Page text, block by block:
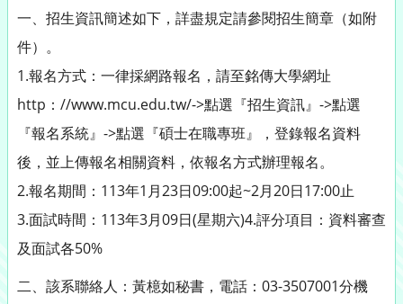
一、招生資訊簡述如下，詳盡規定請參閱招生簡章（如附
件）。
1.報名方式：一律採網路報名，請至銘傳大學網址
http：//www.mcu.edu.tw/->點選『招生資訊』->點選
『報名系統』->點選『碩士在職專班』，登錄報名資料
後，並上傳報名相關資料，依報名方式辦理報名。
2.報名期間：113年1月23日09:00起~2月20日17:00止
3.面試時間：113年3月09日(星期六)4.評分項目：資料審查
及面試各50%
二、該系聯絡人：黃檍如秘書，電話：03-3507001分機